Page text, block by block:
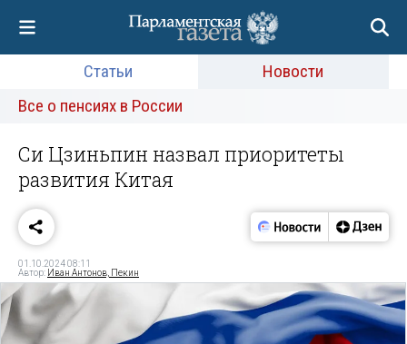
Статьи
Новости
Все о пенсиях в России
Си Цзиньпин назвал приоритеты
развития Китая
01.10.2024 08:11
Автор: Иван Антонов, Пекин